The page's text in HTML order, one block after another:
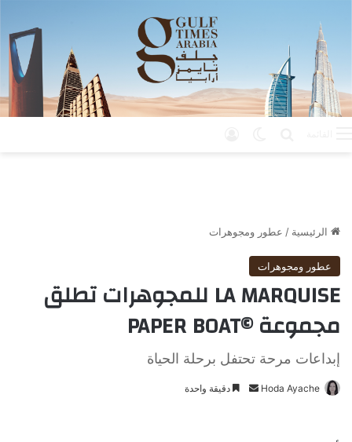
الرئيسية / عطور ومجوهرات
عطور ومجوهرات
LA MARQUISE للمجوهرات تطلق
مجموعة ©PAPER BOAT
إبداعات مرحة تحتفل برحلة الحياة
Hoda Ayache دقيقة واحدة